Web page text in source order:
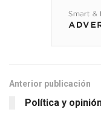
Anterior publicación
Política y